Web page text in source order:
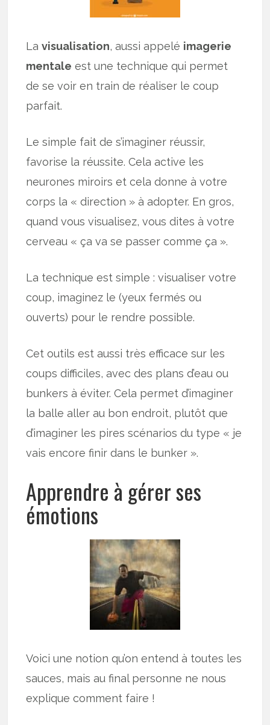
Lavisualisation, aussi appelé imagerie
mentale est une technique qui permet
de se voir en train de réaliser le coup
parfait.
Le simple fait de s’imaginer réussir,
favorise la réussite. Cela active les
neurones miroirs et cela donne à votre
corps la « direction » à adopter. En gros,
quand vous visualisez, vous dites à votre
cerveau « ça va se passer comme ça ».
La technique est simple : visualiser votre
coup, imaginez le (yeux fermés ou
ouverts) pour le rendre possible.
Cet outils est aussi très efficace sur les
coups difficiles, avec des plans d’eau ou
bunkers à éviter. Cela permet d’imaginer
la balle aller au bon endroit, plutôt que
d’imaginer les pires scénarios du type « je
vais encore finir dans le bunker ».
Apprendre à gérer ses
émotions
Voici une notion qu’on entend à toutes les
sauces, mais au final personne ne nous
explique comment faire !